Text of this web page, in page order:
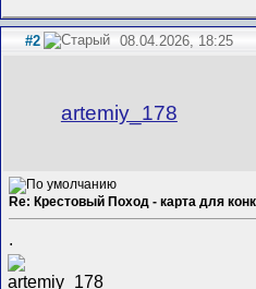
#2 08.04.2026, 18:25
artemiy_178
Re: Крестовый Поход - карта для